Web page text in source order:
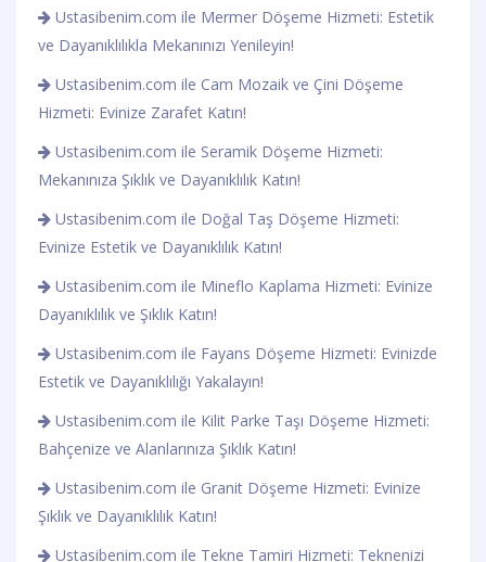
Ustasibenim.com ile Mermer Döşeme Hizmeti: Estetik
ve Dayanıklılıkla Mekanınızı Yenileyin!
Ustasibenim.com ile Cam Mozaik ve Çini Döşeme
Hizmeti: Evinize Zarafet Katın!
Ustasibenim.com ile Seramik Döşeme Hizmeti:
Mekanınıza Şıklık ve Dayanıklılık Katın!
Ustasibenim.com ile Doğal Taş Döşeme Hizmeti:
Evinize Estetik ve Dayanıklılık Katın!
Ustasibenim.com ile Mineflo Kaplama Hizmeti: Evinize
Dayanıklılık ve Şıklık Katın!
Ustasibenim.com ile Fayans Döşeme Hizmeti: Evinizde
Estetik ve Dayanıklılığı Yakalayın!
Ustasibenim.com ile Kilit Parke Taşı Döşeme Hizmeti:
Bahçenize ve Alanlarınıza Şıklık Katın!
Ustasibenim.com ile Granit Döşeme Hizmeti: Evinize
Şıklık ve Dayanıklılık Katın!
Ustasibenim.com ile Tekne Tamiri Hizmeti: Teknenizi